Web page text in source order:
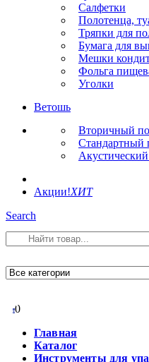
Салфетки
Полотенца,
Тряпки для
Бумага для
Мешки
Фольга
Уголки
Ветошь
Вторичный
Стандартный
Акции!ХИТ
Search
00
Главная
Каталог
Инструменты для